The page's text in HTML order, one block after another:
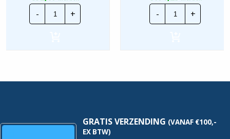
-
Stago
Draadgoot
Performa
hoeveelheid
+ -
Stago
Draadgoot
Performa
hoeveelheid
+
GRATIS VERZENDING (VANAF €100,-
EX BTW)